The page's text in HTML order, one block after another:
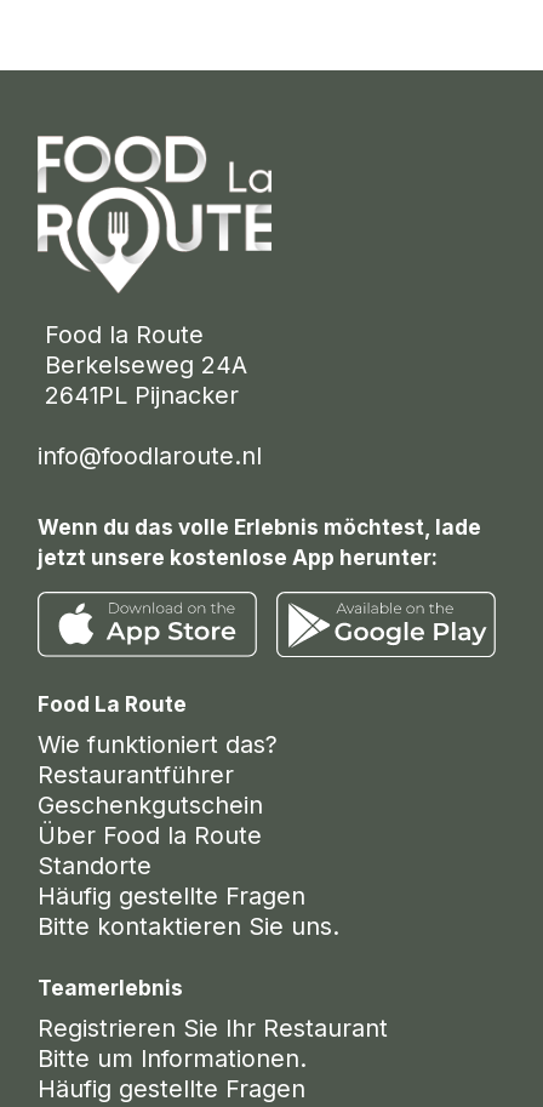
Food la Route
Berkelseweg 24A
2641PL Pijnacker
info@foodlaroute.nl
Wenn du das volle Erlebnis möchtest, lade
jetzt unsere kostenlose App herunter:
Food La Route
Wie funktioniert das?
Restaurantführer
Geschenkgutschein
Über Food la Route
Standorte
Häufig gestellte Fragen
Bitte kontaktieren Sie uns.
Teamerlebnis
Registrieren Sie Ihr Restaurant
Bitte um Informationen.
Häufig gestellte Fragen